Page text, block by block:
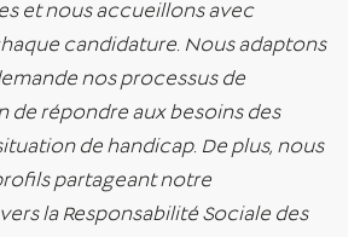
et nous accueillons avec
candidature. Nous adaptons
nos processus de
de répondre aux besoins des
de handicap. De plus, nous
partageant notre
la Responsabilité Sociale des